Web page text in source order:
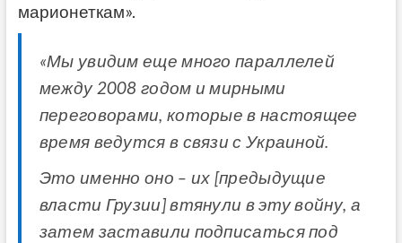
марионеткам».
«Мы увидим еще много параллелей
между 2008 годом и мирными
переговорами, которые в настоящее
время ведутся в связи с Украиной.
Это именно оно – их [предыдущие
власти Грузии] втянули в эту войну, а
затем заставили подписаться под